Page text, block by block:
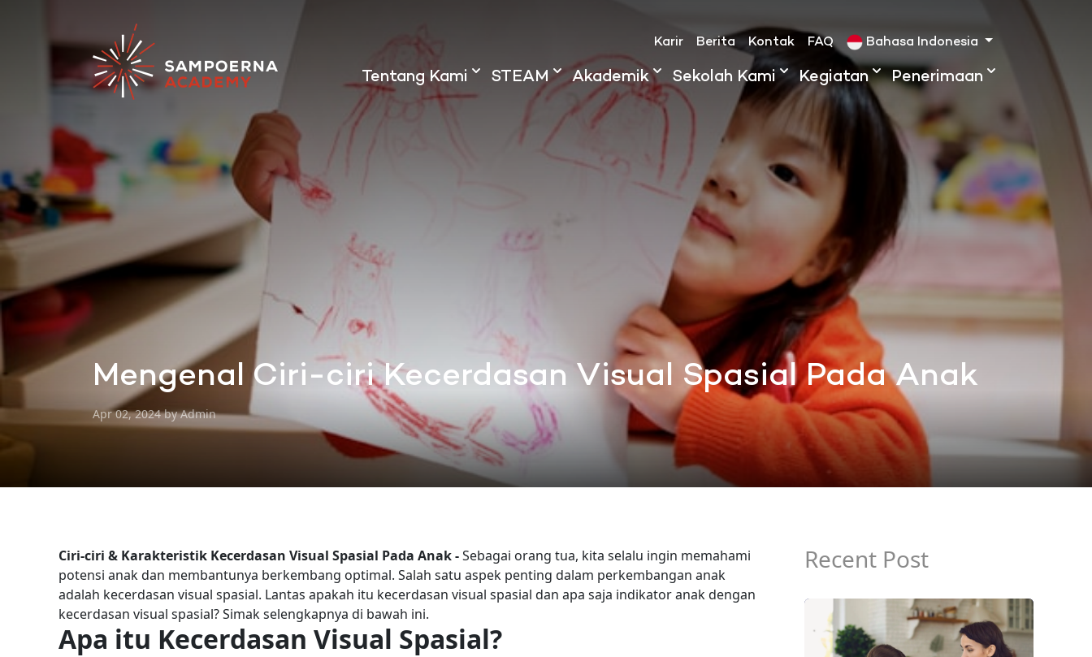
Karir Berita Kontak FAQ Bahasa Indonesia
Tentang Kami STEAM Akademik Sekolah Kami Kegiatan Penerimaan
Mengenal Ciri-ciri Kecerdasan Visual Spasial Pada Anak
Apr 02, 2024 by Admin
Ciri-ciri & Karakteristik Kecerdasan Visual Spasial Pada Anak -Sebagai orang tua, kita selalu ingin memahami
potensi anak dan membantunya berkembang optimal. Salah satu aspek penting dalam perkembangan anak
adalah kecerdasan visual spasial. Lantas apakah itu kecerdasan visual spasial dan apa saja indikator anak dengan
kecerdasan visual spasial? Simak selengkapnya di bawah ini.
Apa itu Kecerdasan Visual Spasial?
Recent Post